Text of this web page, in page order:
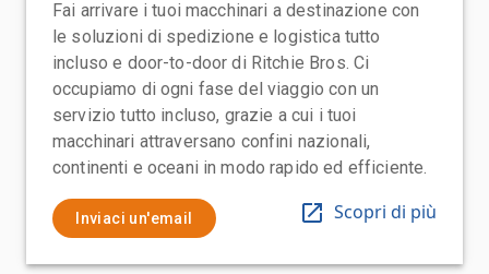
Fai arrivare i tuoi macchinari a destinazione con
le soluzioni di spedizione e logistica tutto
incluso e door-to-door di Ritchie Bros. Ci
occupiamo di ogni fase del viaggio con un
servizio tutto incluso, grazie a cui i tuoi
macchinari attraversano confini nazionali,
continenti e oceani in modo rapido ed efficiente.
Inviaci un'email Scopri di più